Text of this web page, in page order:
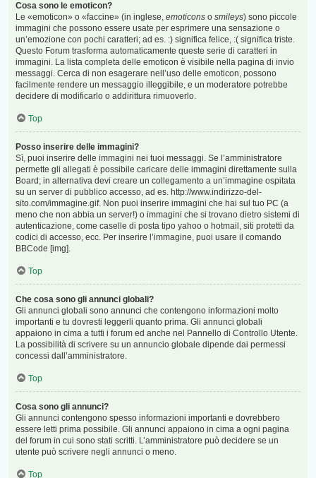
Cosa sono le emoticon?
Le «emoticon» o «faccine» (in inglese, emoticons o smileys) sono piccole
immagini che possono essere usate per esprimere una sensazione o
un’emozione con pochi caratteri; ad es. :) significa felice, :( significa triste.
Questo Forum trasforma automaticamente queste serie di caratteri in
immagini. La lista completa delle emoticon è visibile nella pagina di invio
messaggi. Cerca di non esagerare nell’uso delle emoticon, possono
facilmente rendere un messaggio illeggibile, e un moderatore potrebbe
decidere di modificarlo o addirittura rimuoverlo.
Top
Posso inserire delle immagini?
Sì, puoi inserire delle immagini nei tuoi messaggi. Se l’amministratore
permette gli allegati è possibile caricare delle immagini direttamente sulla
Board; in alternativa devi creare un collegamento a un’immagine ospitata
su un server di pubblico accesso, ad es. http://www.indirizzo-del-
sito.com/immagine.gif. Non puoi inserire immagini che hai sul tuo PC (a
meno che non abbia un server!) o immagini che si trovano dietro sistemi di
autenticazione, come caselle di posta tipo yahoo o hotmail, siti protetti da
codici di accesso, ecc. Per inserire l’immagine, puoi usare il comando
BBCode [img].
Top
Che cosa sono gli annunci globali?
Gli annunci globali sono annunci che contengono informazioni molto
importanti e tu dovresti leggerli quanto prima. Gli annunci globali
appaiono in cima a tutti i forum ed anche nel Pannello di Controllo Utente.
La possibilità di scrivere su un annuncio globale dipende dai permessi
concessi dall’amministratore.
Top
Cosa sono gli annunci?
Gli annunci contengono spesso informazioni importanti e dovrebbero
essere letti prima possibile. Gli annunci appaiono in cima a ogni pagina
del forum in cui sono stati scritti. L’amministratore può decidere se un
utente può scrivere negli annunci o meno.
Top